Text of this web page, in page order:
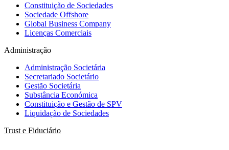
Constituição de Sociedades
Sociedade Offshore
Global Business Company
Licenças Comerciais
Administração
Administração Societária
Secretariado Societário
Gestão Societária
Substância Económica
Constituição e Gestão de SPV
Liquidação de Sociedades
Trust e Fiduciário